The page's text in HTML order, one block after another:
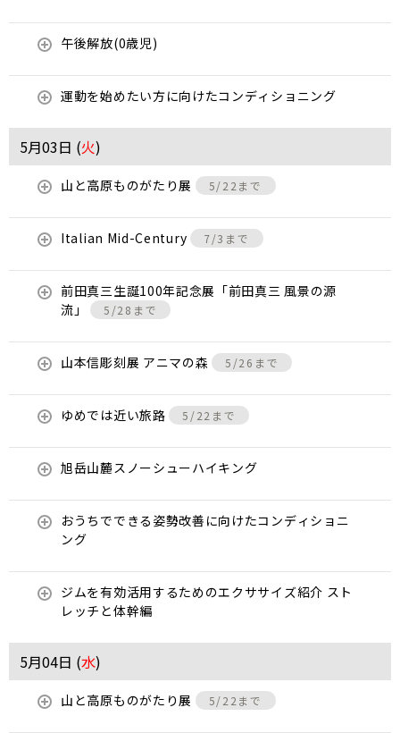
午後解放(0歳児)
運動を始めたい方に向けたコンディショニング
5月03日 (火)
山と高原ものがたり展 5/22まで
Italian Mid-Century 7/3まで
前田真三生誕100年記念展「前田真三 風景の源
流」
5/28まで
山本信彫刻展 アニマの森 5/26まで
ゆめでは近い旅路 5/22まで
旭岳山麓スノーシューハイキング
おうちでできる姿勢改善に向けたコンディショニ
ング
ジムを有効活用するためのエクササイズ紹介 スト
レッチと体幹編
5月04日 (水)
山と高原ものがたり展 5/22まで